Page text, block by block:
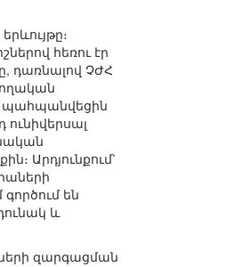
հեռու էր
դառնալով ՉԺՀ
պահպանվեցին
Արդյունքում՝
են
և
զարգացման